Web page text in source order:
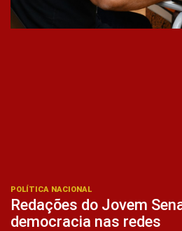
POLÍTICA NACIONAL
Redações do Jovem
democracia nas redes